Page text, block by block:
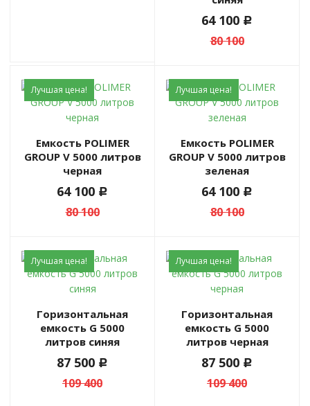
64 100 c
80 100
Лучшая цена!
Емкость POLIMER
GROUP V 5000 литров
черная
64 100 c
80 100
Лучшая цена!
Емкость POLIMER
GROUP V 5000 литров
зеленая
64 100 c
80 100
Лучшая цена!
Горизонтальная
емкость G 5000
литров синяя
87 500 c
109 400
Лучшая цена!
Горизонтальная
емкость G 5000
литров черная
87 500 c
109 400